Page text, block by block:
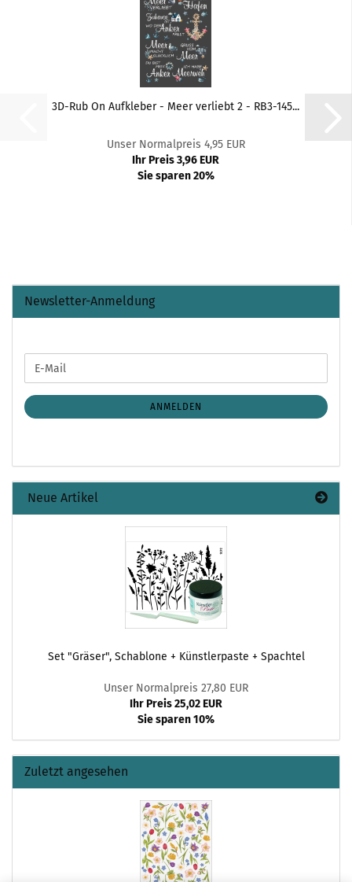
3D-Rub On Aufkleber - Meer verliebt 2 - RB3-145...
Unser Normalpreis 4,95 EUR
Ihr Preis 3,96 EUR
Sie sparen 20%
Newsletter-Anmeldung
ZUR
ANMELDUNG
E-
Mail
ANMELDEN
Neue Artikel
Set "Gräser", Schablone + Künstlerpaste + Spachtel
Unser Normalpreis 27,80 EUR
Ihr Preis 25,02 EUR
Sie sparen 10%
Zuletzt angesehen